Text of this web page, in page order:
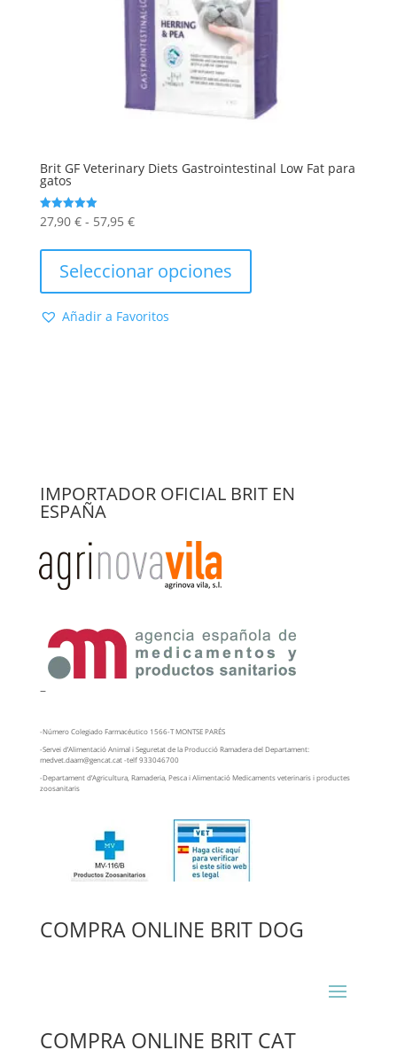
Brit GF Veterinary Diets Gastrointestinal Low Fat para
gatos
Valorado
con
de 5
27,90 € - 57,95 €Rango
desde
hasta
Seleccionar opciones
página
de
Añadir a Favoritos
IMPORTADOR OFICIAL BRIT EN
ESPAÑA
–
-Número Colegiado Farmacéutico 1566-T MONTSE PARÉS
-Servei d’Alimentació Animal i Seguretat de la Producció Ramadera del Departament:
medvet.daam@gencat.cat -telf 933046700
-Departament d’Agricultura, Ramaderia, Pesca i Alimentació Medicaments veterinaris i productes
zoosanitaris
COMPRA ONLINE BRIT DOG
COMPRA ONLINE BRIT CAT